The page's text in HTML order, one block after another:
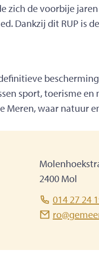
zich de voorbije
Dankzij dit RUP is
sport, toerisme en
waar natuur
Adres
,2400 Mol
014 27 24
E-mailadres
ro@